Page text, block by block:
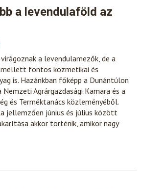
a levendulaföld az
a levendulamezők, de a
mellett fontos kozmetikai és
is. Hazánkban főképp a Dunántúlon
Agrárgazdasági Kamara és a
és Terméktanács közleményéből.
jellemzően június és július között
akkor történik, amikor nagy